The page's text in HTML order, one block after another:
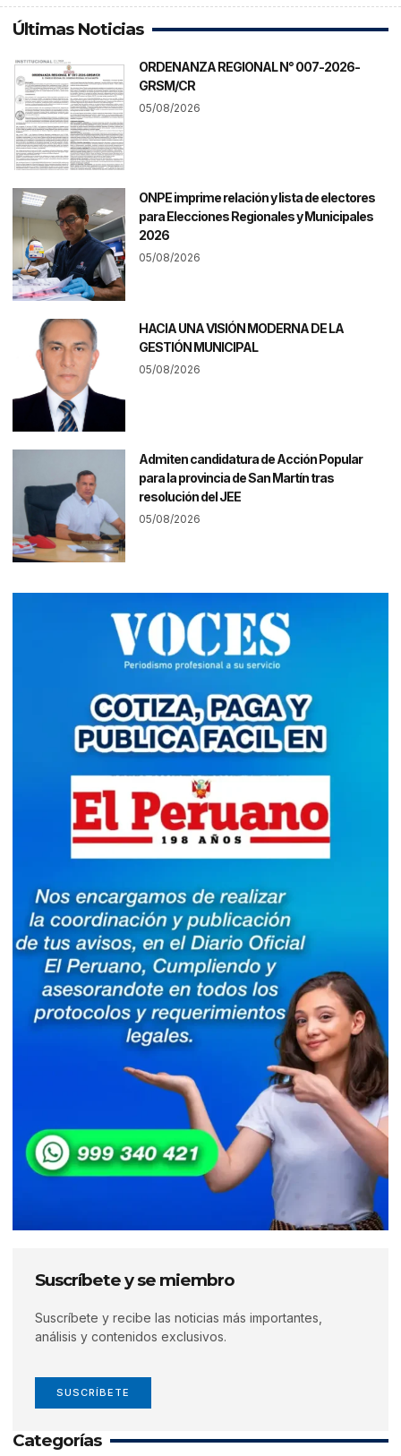
Últimas Noticias
ORDENANZA REGIONAL N° 007-2026-
GRSM/CR
05/08/2026
ONPE imprime relación y lista de electores
para Elecciones Regionales y Municipales
2026
05/08/2026
HACIA UNA VISIÓN MODERNA DE LA
GESTIÓN MUNICIPAL
05/08/2026
Admiten candidatura de Acción Popular
para la provincia de San Martín tras
resolución del JEE
05/08/2026
Suscríbete y se miembro
Suscríbete y recibe las noticias más importantes,
análisis y contenidos exclusivos.
SUSCRÍBETE
Categorías